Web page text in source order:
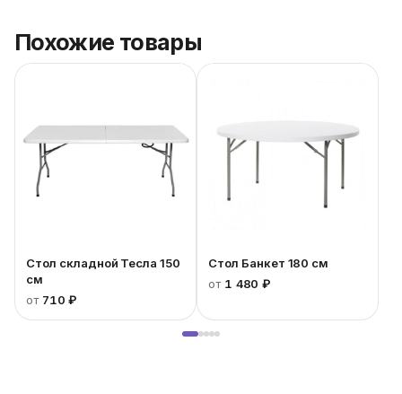
Похожие товары
Стол складной Тесла 150
см
от 710 ₽
Стол Банкет 180 см
от 1 480 ₽